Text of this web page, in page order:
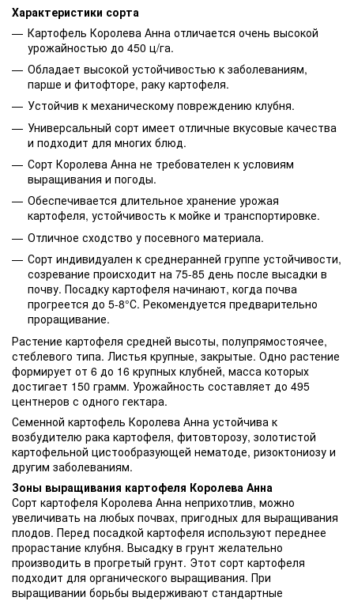
Характеристики сорта
Картофель Королева Анна отличается очень высокой
урожайностью до 450 ц/га.
Обладает высокой устойчивостью к заболеваниям,
парше и фитофторе, раку картофеля.
Устойчив к механическому повреждению клубня.
Универсальный сорт имеет отличные вкусовые качества
и подходит для многих блюд.
Сорт Королева Анна не требователен к условиям
выращивания и погоды.
Обеспечивается длительное хранение урожая
картофеля, устойчивость к мойке и транспортировке.
Отличное сходство у посевного материала.
Сорт индивидуален к среднеранней группе устойчивости,
созревание происходит на 75-85 день после высадки в
почву. Посадку картофеля начинают, когда почва
прогреется до 5-8°С. Рекомендуется предварительно
проращивание.
Растение картофеля средней высоты, полупрямостоячее,
стеблевого типа. Листья крупные, закрытые. Одно растение
формирует от 6 до 16 крупных клубней, масса которых
достигает 150 грамм. Урожайность составляет до 495
центнеров с одного гектара.
Семенной картофель Королева Анна устойчива к
возбудителю рака картофеля, фитовторозу, золотистой
картофельной цистообразующей нематоде, ризоктониозу и
другим заболеваниям.
Зоны выращивания картофеля Королева Анна
Сорт картофеля Королева Анна неприхотлив, можно
увеличивать на любых почвах, пригодных для выращивания
плодов. Перед посадкой картофеля используют переднее
прорастание клубня. Высадку в грунт желательно
производить в прогретый грунт. Этот сорт картофеля
подходит для органического выращивания. При
выращивании борьбы выдерживают стандартные